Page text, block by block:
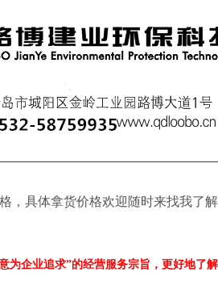
，具体拿货价格欢迎随时来找我了解
为企业追求”的经营服务宗旨，更好地了解